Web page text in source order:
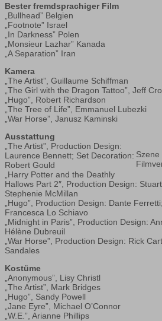
Bester fremdsprachiger Film
„Bullhead” Belgien
„Footnote” Israel
„In Darkness” Polen
„Monsieur Lazhar” Kanada
„A Separation” Iran
Kamera
„The Artist”, Guillaume Schiffman
„The Girl with the Dragon Tattoo”, Jeff
„Hugo”, Robert Richardson
„The Tree of Life”, Emmanuel Lubezki
„War Horse”, Janusz Kaminski
Szene
Ausstattung
„The Artist”, Production Design:
Laurence Bennett; Set Decoration:
Robert Gould
„Harry Potter and the Deathly
Hallows Part 2″, Production Design:
Stephenie McMillan
„Hugo”, Production Design: Dante
Francesca Lo Schiavo
„Midnight in Paris”, Production Design:
Hélène Dubreuil
„War Horse”, Production Design: Rick
Sandales
Kostüme
„Anonymous”, Lisy Christl
„The Artist”, Mark Bridges
„Hugo”, Sandy Powell
„Jane Eyre”, Michael O’Connor
„W.E.”, Arianne Phillips